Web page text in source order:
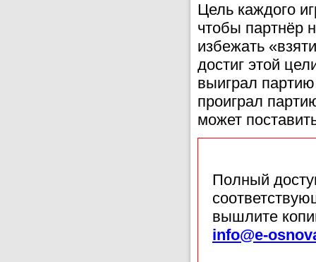
Цель каждого
чтобы партнёр
избежать
достиг этой
выиграл
проиграл
может
Полный
вышлите
info@e-